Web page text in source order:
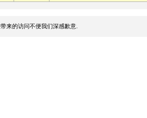
来的访问不便我们深感歉意.